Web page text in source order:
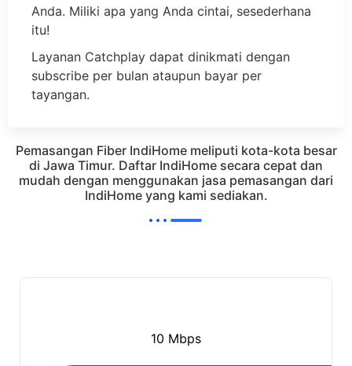
Anda. Miliki apa yang Anda cintai, sesederhana
itu!
Layanan Catchplay dapat dinikmati dengan
subscribe per bulan ataupun bayar per
tayangan.
Pemasangan Fiber IndiHome meliputi kota-kota besar
di Jawa Timur. Daftar IndiHome secara cepat dan
mudah dengan menggunakan jasa pemasangan dari
IndiHome yang kami sediakan.
10 Mbps